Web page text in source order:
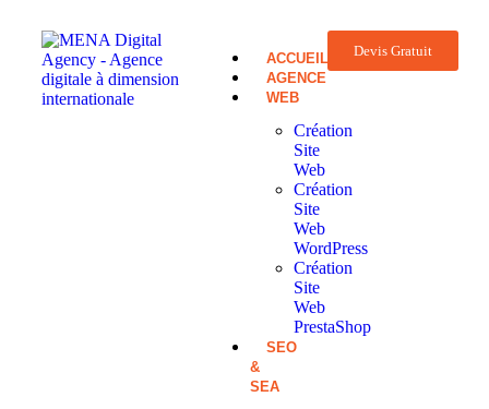
ACCUEIL
AGENCE
WEB
Création
Site
Web
Création
Site
Web
WordPress
Création
Site
Web
PrestaShop
SEO
&
SEA
Devis Gratuit